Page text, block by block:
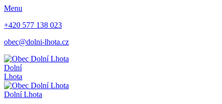
Menu
+420 577 138 023
obec@dolni-lhota.cz
Dolní
Lhota
Dolní Lhota